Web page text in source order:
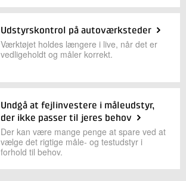
Udstyrskontrol på autoværksteder
Værktøjet holdes længere i live, når det er
vedligeholdt og måler korrekt.
Undgå at fejlinvestere i måleudstyr,
der ikke passer til jeres behov
Der kan være mange penge at spare ved at
vælge det rigtige måle- og testudstyr i
forhold til behov.